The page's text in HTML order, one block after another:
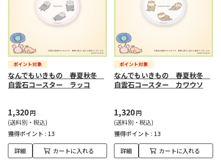
なんでもいきもの 春夏秋冬
白雲石コースター ラッコ
1,320円
(送料別・税込)
獲得ポイント : 13
詳細 カートに入れる
なんでもいきもの 春夏秋冬
白雲石コースター カワウソ
1,320円
(送料別・税込)
獲得ポイント : 13
詳細 カートに入れる